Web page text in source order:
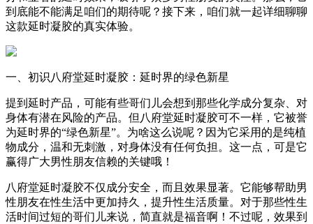
到底能不能满足咱们的期待呢？接下来，咱们就一起详细聊聊
这款延时凝胶的真实体验。
一、初识八府堂延时凝胶：延时界的绿色新星
提到延时产品，可能有些哥们儿会想到那些化学成分复杂、对
身体有潜在风险的产品。但八府堂延时凝胶可不一样，它被誉
为延时界的“绿色新星”。为啥这么说呢？因为它采用的是纯植
物成分，温和无刺激，对身体没有任何负担。这一点，可是它
赢得广大男性朋友信赖的关键哦！
八府堂延时凝胶不仅成分安全，而且效果显著。它能够帮助男
性朋友在性生活中更加持久，提升性生活质量。对于那些性生
活时间过短的哥们儿来说，简直就是福音啊！不过呢，效果到